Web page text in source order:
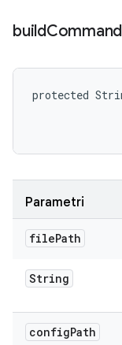
buildCommand
protected
Parametri
filePath
String
configPath